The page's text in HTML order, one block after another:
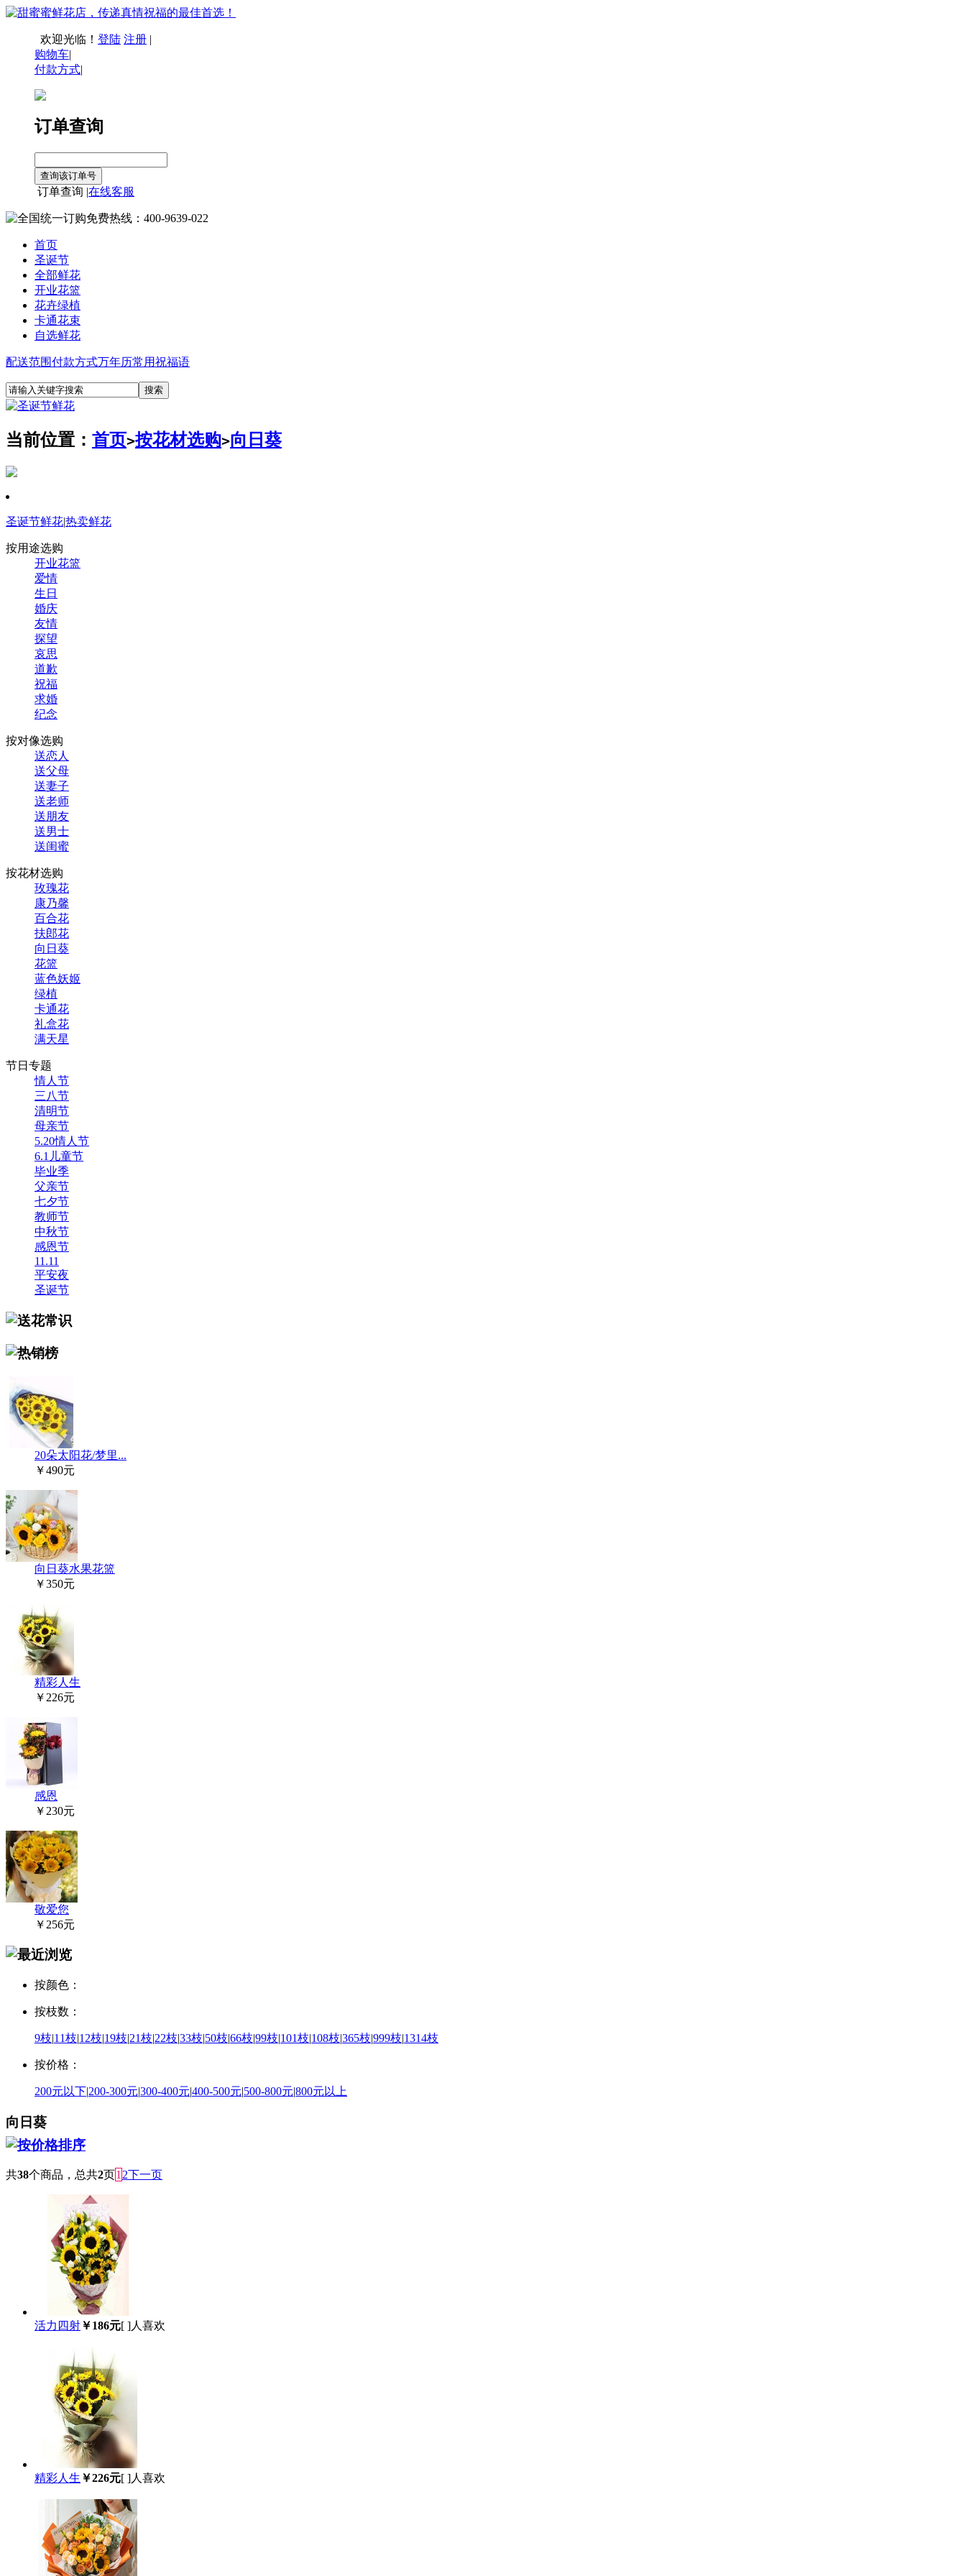
欢迎光临！ 登陆 注册 |
购物车|
付款方式|
订单查询
订单查询 |在线客服
首页
圣诞节
全部鲜花
开业花篮
花卉绿植
卡通花束
自选鲜花
配送范围付款方式万年历常用祝福语
当前位置： 首页>按花材选购>向日葵
圣诞节鲜花|热卖鲜花
按用途选购
开业花篮
爱情
生日
婚庆
友情
探望
哀思
道歉
祝福
求婚
纪念
按对像选购
送恋人
送父母
送妻子
送老师
送朋友
送男士
送闺蜜
按花材选购
玫瑰花
康乃馨
百合花
扶郎花
向日葵
花篮
蓝色妖姬
绿植
卡通花
礼盒花
满天星
节日专题
情人节
三八节
清明节
母亲节
5.20情人节
6.1儿童节
毕业季
父亲节
七夕节
教师节
中秋节
感恩节
11.11
平安夜
圣诞节
20朵太阳花/梦里...
￥490元
向日葵水果花篮
￥350元
精彩人生
￥226元
感恩
￥230元
敬爱您
￥256元
按颜色：
按枝数：
9枝|11枝|12枝|19枝|21枝|22枝|33枝|50枝|66枝|99枝|101枝|108枝|365枝|999枝|1314枝
按价格：
200元以下|200-300元|300-400元|400-500元|500-800元|800元以上
向日葵
共38个商品，总共2页1 2下一页
活力四射￥186元[ ]人喜欢
精彩人生 ￥226元[ ]人喜欢